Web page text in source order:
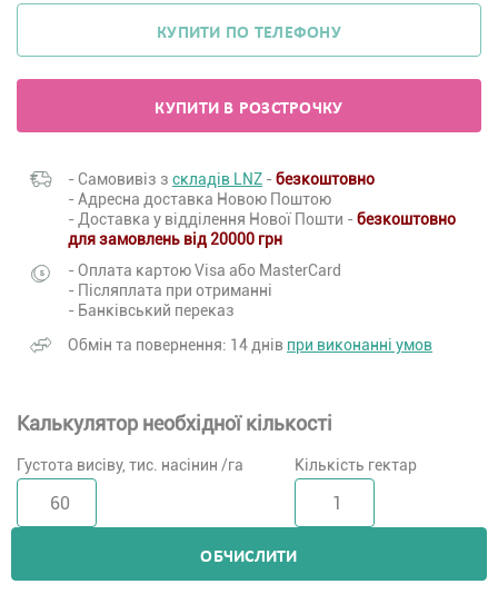
КУПИТИ ПО ТЕЛЕФОНУ
КУПИТИ В РОЗСТРОЧКУ
- Самовивіз з складів LNZ - безкоштовно
- Адресна доставка Новою Поштою
- Доставка у відділення Нової Пошти - безкоштовно
для замовлень від 20000 грн
- Оплата картою Visa або MasterCard
- Післяплата при отриманні
- Банківський переказ
Обмін та повернення: 14 днів при виконанні умов
Калькулятор необхідної кількості
Густота висіву, тис. насінин /га Кількість гектар
ОБЧИСЛИТИ